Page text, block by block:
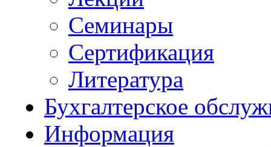
Семинары
Сертификация
Литература
Бухгалтерское
Информация